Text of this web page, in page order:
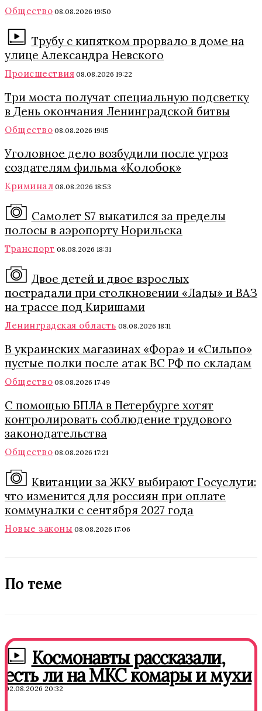
Общество 08.08.2026 19:50
Трубу с кипятком прорвало в доме на
улице Александра Невского
Происшествия 08.08.2026 19:22
Три моста получат специальную подсветку
в День окончания Ленинградской битвы
Общество 08.08.2026 19:15
Уголовное дело возбудили после угроз
создателям фильма «Колобок»
Криминал 08.08.2026 18:53
Самолет S7 выкатился за пределы
полосы в аэропорту Норильска
Транспорт 08.08.2026 18:31
Двое детей и двое взрослых
пострадали при столкновении «Лады» и ВАЗ
на трассе под Киришами
Ленинградская область 08.08.2026 18:11
В украинских магазинах «Фора» и «Сильпо»
пустые полки после атак ВС РФ по складам
Общество 08.08.2026 17:49
С помощью БПЛА в Петербурге хотят
контролировать соблюдение трудового
законодательства
Общество 08.08.2026 17:21
Квитанции за ЖКУ выбирают Госуслуги:
что изменится для россиян при оплате
коммуналки с сентября 2027 года
Новые законы 08.08.2026 17:06
По теме
Космонавты рассказали,
есть ли на МКС комары и мухи
02.08.2026 20:32